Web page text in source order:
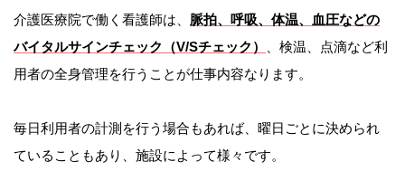
介護医療院で働く看護師は、 脈拍、呼吸、体温、血圧などの
バイタルサインチェック（V/Sチェック）
、検温、点滴など利
用者の全身管理を行うことが仕事内容なります。
毎日利用者の計測を行う場合もあれば、曜日ごとに決められ
ていることもあり、施設によって様々です。